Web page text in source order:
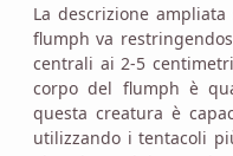
La descrizione
flumph va
centrali ai 2-5
corpo del flumph è
questa creatura è
utilizzando i tentacoli